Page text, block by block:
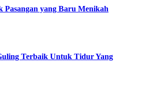
yang Baru Menikah
Terbaik Untuk Tidur Yang